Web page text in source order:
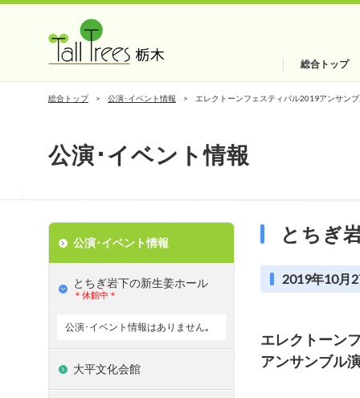
総合トップ
総合トップ 公演･イベント情報 エレクトーンフェスティバル2019アンサン
公演･イベント情報
とちぎ
2019年10月
エレクトーン
アンサンブル
公演･イベント情報
とちぎ岩下の新⽣姜ホール
＊休館中＊
公演･イベント情報はありません｡
大平文化会館